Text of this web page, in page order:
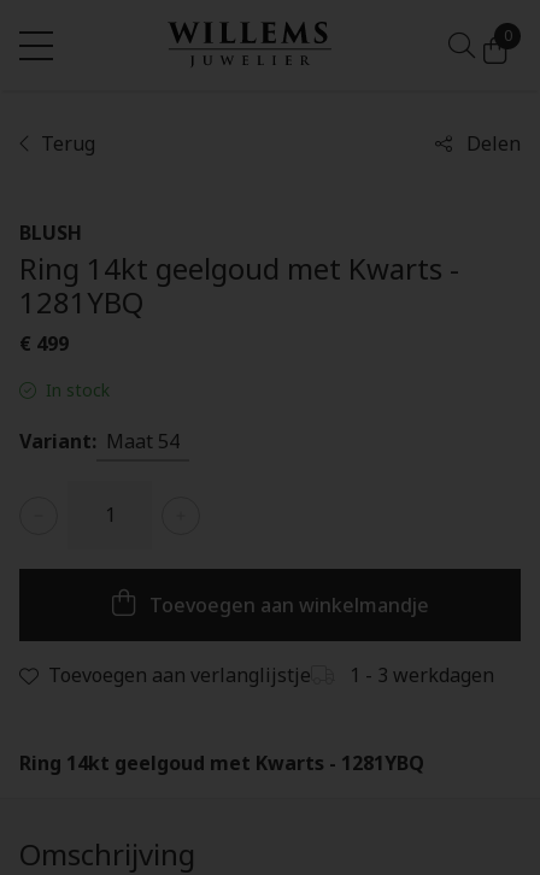
0
Terug Delen
BLUSH
Ring 14kt geelgoud met Kwarts -
1281YBQ
€ 499
In stock
Variant: Maat 54
Toevoegen aan winkelmandje
Toevoegen aan verlanglijstje 1 - 3 werkdagen
Ring 14kt geelgoud met Kwarts - 1281YBQ
Omschrijving